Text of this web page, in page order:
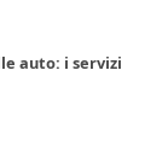
auto: i servizi